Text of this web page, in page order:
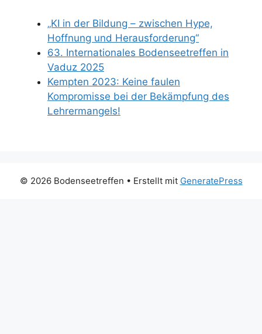
„KI in der Bildung – zwischen Hype,
Hoffnung und Herausforderung“
63. Internationales Bodenseetreffen in
Vaduz 2025
Kempten 2023: Keine faulen
Kompromisse bei der Bekämpfung des
Lehrermangels!
© 2026 Bodenseetreffen • Erstellt mit GeneratePress